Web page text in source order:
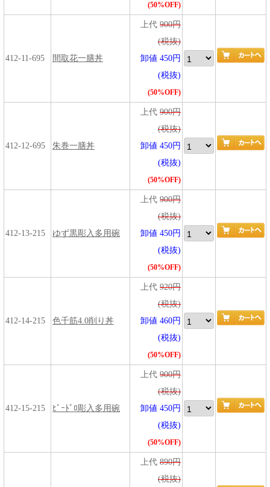
(50%OFF)
412-11-695 間取花一膳丼
上代 900円
(税抜)
卸値 450円
(税抜)
(50%OFF)
412-12-695 朱巻一膳丼
上代 900円
(税抜)
卸値 450円
(税抜)
(50%OFF)
412-13-215 ゆず黒彫入多用碗
上代 900円
(税抜)
卸値 450円
(税抜)
(50%OFF)
412-14-215 色千筋4.0削り丼
上代 920円
(税抜)
卸値 460円
(税抜)
(50%OFF)
412-15-215 ﾋﾞｰﾄﾞﾛ彫入多用碗
上代 900円
(税抜)
卸値 450円
(税抜)
(50%OFF)
上代 890円
(税抜)